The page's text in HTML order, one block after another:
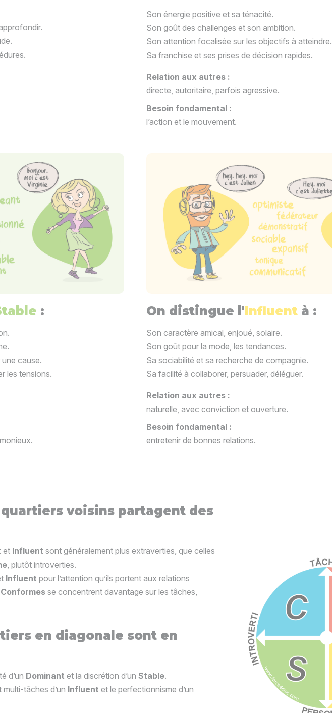
Son énergie positive et sa ténacité.
Son goût des challenges et son ambition.
Son attention focalisée sur les objectifs à atteindre.
Sa franchise et ses prises de décision rapides.
Relation aux autres :
directe, autoritaire, parfois agressive.
Besoin fondamental :
l’action et le mouvement.
On distingue l'Influent à :
Son caractère amical, enjoué, solaire.
Son goût pour la mode, les tendances.
Sa sociabilité et sa recherche de compagnie.
Sa facilité à collaborer, persuader, déléguer.
Relation aux autres :
naturelle, avec conviction et ouverture.
Besoin fondamental :
entretenir de bonnes relations.
:
cause.
les tensions.
voisins partagent des
et Influent sont généralement plus extraverties, que celles
, plutôt introverties.
Influent pour l’attention qu’ils portent aux relations
Conformes se concentrent davantage sur les tâches,
en diagonale sont en
d’un Dominant et la discrétion d’un Stable.
multi-tâches d’un Influent et le perfectionnisme d’un